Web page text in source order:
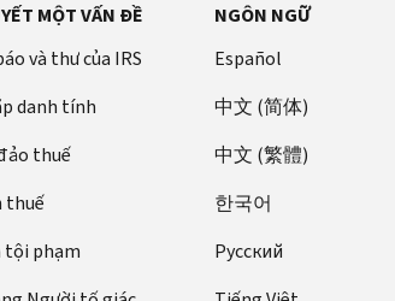
MỘT VẤN ĐỀ
và thư của IRS
danh tính
thuế
thuế
tội phạm
NGÔN NGỮ
Español
中文 (简体)
中文 (繁體)
한국어
Pусский